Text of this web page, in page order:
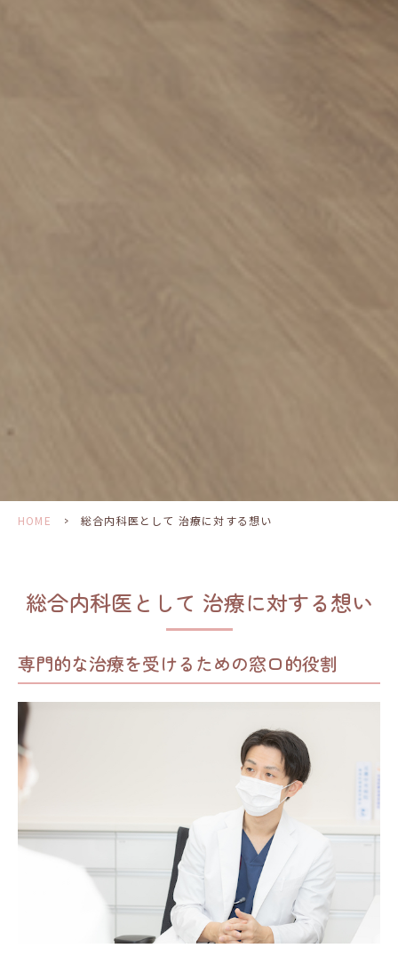
HOME > 総合内科医として 治療に対する想い
総合内科医として 治療に対する想い
専門的な治療を受けるための窓口的役割